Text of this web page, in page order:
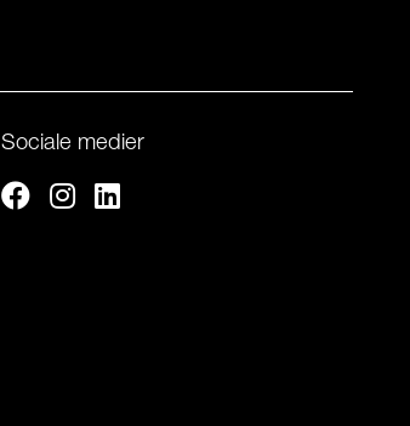
Sociale medier
FacebookInstagram